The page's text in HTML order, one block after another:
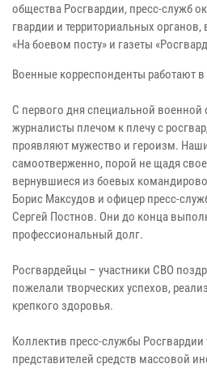
общества Росгвардии, пресс-служб
гвардии и территориальных
«На боевом посту» и газеты
Военные корреспонденты работают
С первого дня специальной военной
журналисты плечом к плечу с
проявляют мужество и героизм.
самоотверженно, порой не щадя
вернувшиеся из боевых
Борис Максудов и офицер пресс-
Сергей Постнов. Они до конца
профессиональный долг.
Росгвардейцы – участники СВО
пожелали творческих успехов,
крепкого здоровья.
Коллектив пресс-службы Росгвардии
представителей средств массовой